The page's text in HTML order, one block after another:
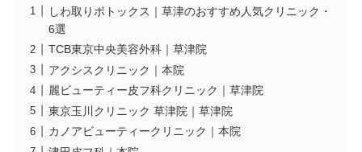
しわ取りボトックス｜草津のおすすめ人気クリニック・
6選
TCB東京中央美容外科｜草津院
アクシスクリニック｜本院
麗ビューティー皮フ科クリニック｜草津院
東京玉川クリニック 草津院｜草津院
カノアビューティークリニック｜本院